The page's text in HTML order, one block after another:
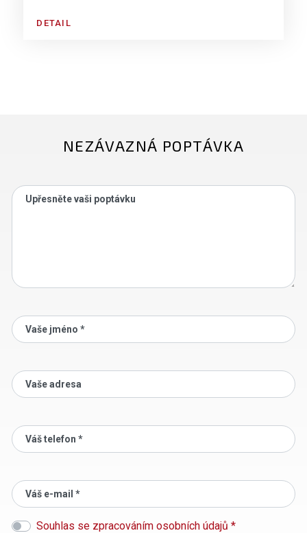
DETAIL
NEZÁVAZNÁ POPTÁVKA
Upřesněte vaši poptávku
Vaše jméno *
Vaše adresa
Váš telefon *
Váš e-mail *
Souhlas se zpracováním osobních údajů *